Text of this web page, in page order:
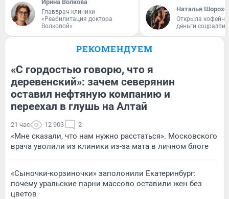
Ирина Волкова
Главврач клиники
«Реабилитация доктора
Волковой»
Наталья
Открыла
деньги
РЕКОМЕНДУЕМ
«С гордостью говорю, что я
деревенский»: зачем северянин
оставил нефтяную компанию и
переехал в глушь на Алтай
21 час 12 903 2
«Мне сказали, что нам нужно расстаться». Московского
врача уволили из клиники из-за мата в личном блоге
«Сыночки-корзиночки» заполонили Екатеринбург:
почему уральские парни массово оставили жен без
цветов